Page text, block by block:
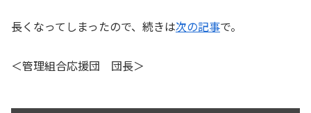
長くなってしまったので、続きは次の記事で。
＜管理組合応援団 団長＞